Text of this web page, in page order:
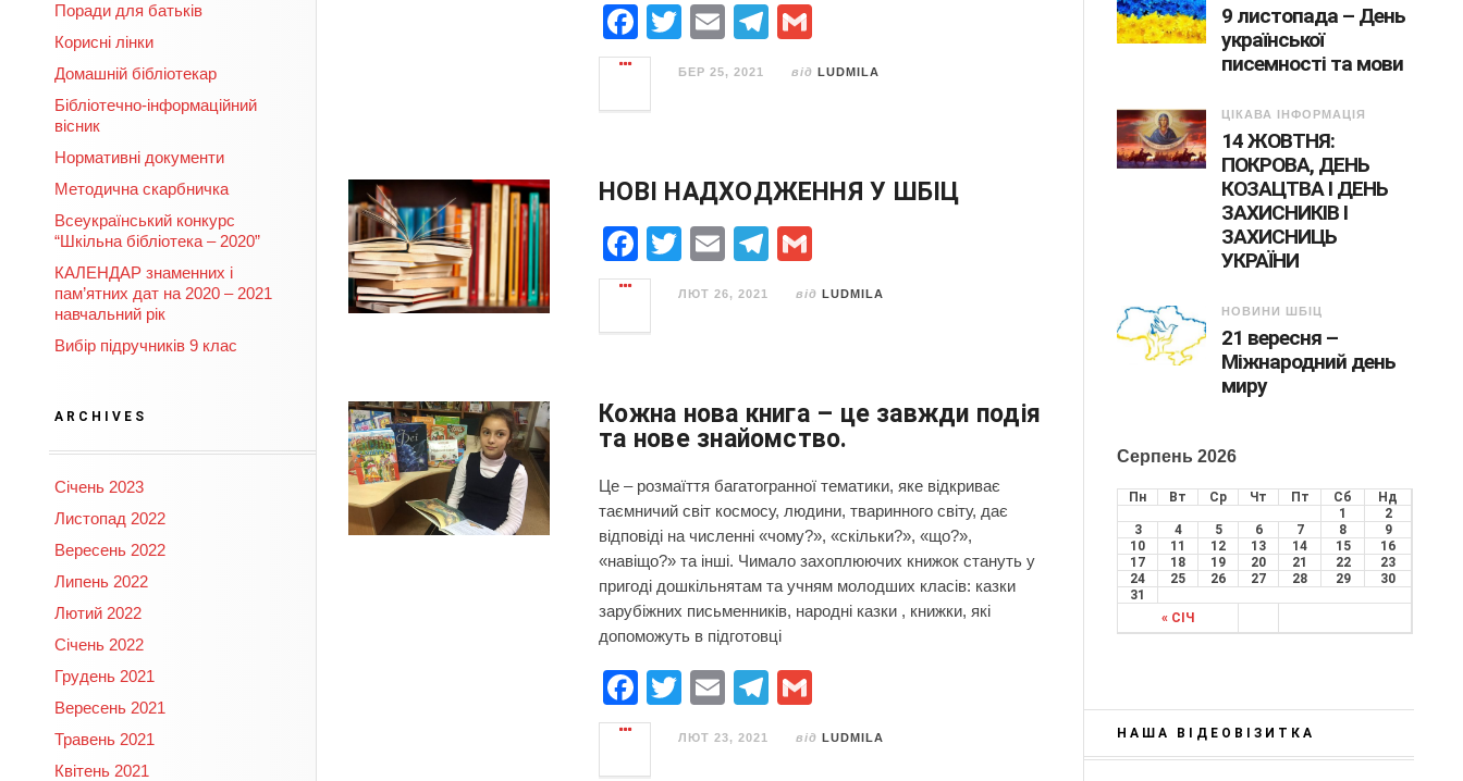
Поради для батьків
Корисні лінки
Домашній бібліотекар
Бібліотечно-інформаційний
вісник
Нормативні документи
Методична скарбничка
Всеукраїнський конкурс
“Шкільна бібліотека – 2020”
КАЛЕНДАР знаменних і
пам’ятних дат на 2020 – 2021
навчальний рік
Вибір підручників 9 клас
ARCHIVES
Січень 2023
Листопад 2022
Вересень 2022
Липень 2022
Лютий 2022
Січень 2022
Грудень 2021
Вересень 2021
Травень 2021
Квітень 2021
F
a
o
o
k
T
E
ail
T
m
БЕР 25, 2021 від LUDMILA
НОВІ НАДХОДЖЕННЯ У ШБІЦ
F
a
o
o
k
T
E
ail
T
m
ЛЮТ 26, 2021 від LUDMILA
Кожна нова книга – це завжди подія
та нове знайомство.
Це – розмаїття багатогранної тематики, яке відкриває
таємничий світ космосу, людини, тваринного світу, дає
відповіді на численні «чому?», «скільки?», «що?»,
«навіщо?» та інші. Чимало захоплюючих книжок стануть у
пригоді дошкільнятам та учням молодших класів: казки
зарубіжних письменників, народні казки , книжки, які
допоможуть в підготовці
F
a
T
E
ail
T
ЛЮТ 23, 2021 від LUDMILA
9 листопада – День
української
писемності та мови
ЦІКАВА ІНФОРМАЦІЯ
14 ЖОВТНЯ:
ПОКРОВА, ДЕНЬ
КОЗАЦТВА І ДЕНЬ
ЗАХИСНИКІВ І
ЗАХИСНИЦЬ
УКРАЇНИ
НОВИНИ ШБІЦ
21 вересня –
Міжнародний день
миру
Серпень 2026
Пн Вт Ср Чт Пт Сб Нд
« СІЧ
1
2
3
4 5 6 7 8
9
10
11 12 13 14 15
16
17
18 19 20 21 22
23
24
25 26 27 28 29
30
31
НАША ВІДЕОВІЗИТКА